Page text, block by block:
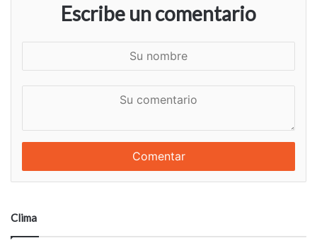
Escribe un comentario
n
a
r
i
Clima